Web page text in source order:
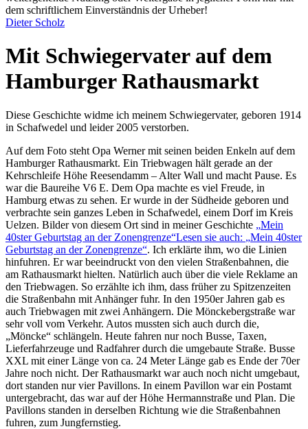
dem schriftlichem Einverständnis der Urheber!
Dieter Scholz
Mit Schwiegervater auf dem
Hamburger Rathausmarkt
Diese Geschichte widme ich meinem Schwiegervater, geboren 1914
in Schafwedel und leider 2005 verstorben.
Auf dem Foto steht Opa Werner mit seinen beiden Enkeln auf dem
Hamburger Rathausmarkt. Ein Triebwagen hält gerade an der
Kehrschleife Höhe Reesendamm – Alter Wall und macht Pause. Es
war die Baureihe V6 E. Dem Opa machte es viel Freude, in
Hamburg etwas zu sehen. Er wurde in der Südheide geboren und
verbrachte sein ganzes Leben in Schafwedel, einem Dorf im Kreis
Uelzen. Bilder von diesem Ort sind in meiner Geschichte
Mein
40ster Geburtstag an der Zonengrenze Lesen sie auch:
Mein 40ster
Geburtstag an der Zonengrenze . Ich erklärte ihm, wo die Linien
hinfuhren. Er war beeindruckt von den vielen Straßenbahnen, die
am Rathausmarkt hielten. Natürlich auch über die viele Reklame an
den Triebwagen. So erzählte ich ihm, dass früher zu Spitzenzeiten
die Straßenbahn mit Anhänger fuhr. In den 1950er Jahren gab es
auch Triebwagen mit zwei Anhängern. Die Mönckebergstraße war
sehr voll vom Verkehr. Autos mussten sich auch durch die,
Möncke
schlängeln. Heute fahren nur noch Busse, Taxen,
Lieferfahrzeuge und Radfahrer durch die umgebaute Straße. Busse
XXL mit einer Länge von ca. 24 Meter Länge gab es Ende der 70er
Jahre noch nicht. Der Rathausmarkt war auch noch nicht umgebaut,
dort standen nur vier Pavillons. In einem Pavillon war ein Postamt
untergebracht, das war auf der Höhe Hermannstraße und Plan. Die
Pavillons standen in derselben Richtung wie die Straßenbahnen
fuhren, zum Jungfernstieg.